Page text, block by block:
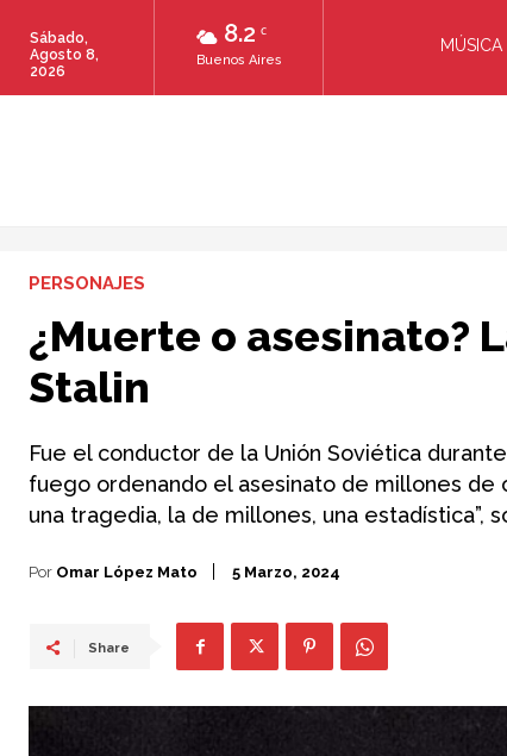
8.2 C
Buenos Aires
Sábado,
Agosto 8,
2026
MÚSICA
PERSONAJES
¿Muerte o asesinato?
Stalin
Fue el conductor de la Unión Soviética
fuego ordenando el asesinato de millones
una tragedia, la de millones, una estadística”,
Por Omar López Mato 5 Marzo, 2024
Share